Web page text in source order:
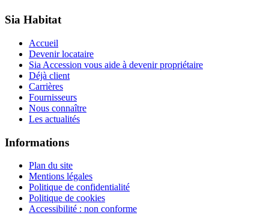
Sia Habitat
Accueil
Devenir locataire
Sia Accession vous aide à devenir propriétaire
Déjà client
Carrières
Fournisseurs
Nous connaître
Les actualités
Informations
Plan du site
Mentions légales
Politique de confidentialité
Politique de cookies
Accessibilité : non conforme